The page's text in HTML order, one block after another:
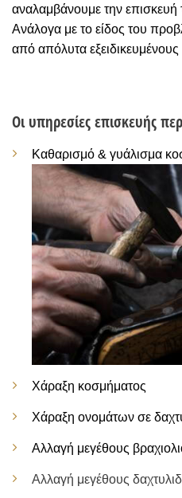
αναλαμβάνουμε την
Ανάλογα με το είδος του
από απόλυτα
Οι υπηρεσίες επισκευής
Καθαρισμό & γυάλισμα
Χάραξη κοσμήματος
Χάραξη ονομάτων σε
Αλλαγή μεγέθους
Αλλαγή μεγέθους